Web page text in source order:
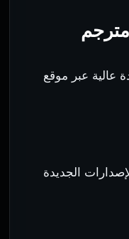
عالية عبر موقع
الجديدة